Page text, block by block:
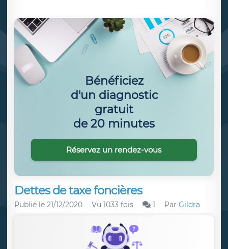
Dettes de taxe foncières
Publié le 21/12/2020 Vu 1033 fois 1 Par Gildra
Bénéficiez
d'un diagnostic
gratuit
de 20 minutes
Réservez un rendez-vous